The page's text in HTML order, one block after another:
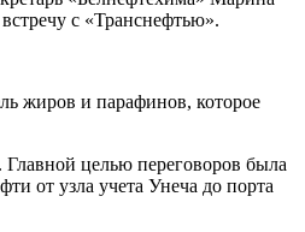
с «Транснефтью».
жиров и парафинов, которое
целью переговоров была
от узла учета Унеча до порта